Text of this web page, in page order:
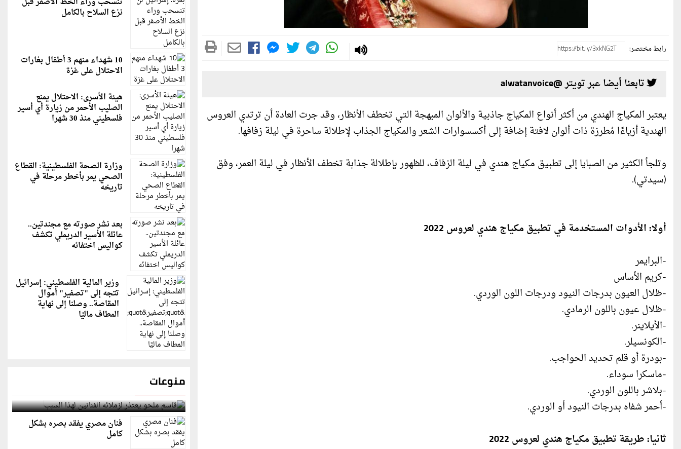
رابط مختصر:
تابعنا أيضا عبر تويتر @alwatanvoice
يعتبر المكياج الهندي من أكثر أنواع المكياج جاذبية والألوان المبهجة التي تخطف الأنظار، وقد جرت العادة أن ترتدي العروس
الهندية أزياءًا مُطرزة ذات ألوان لافتة إضافة إلى أكسسوارات الشعر والمكياج الجذاب لإطلالة ساحرة في ليلة زفافها.
وتلجأ الكثير من الصبايا إلى تطبيق مكياج هندي في ليلة الزفاف، للظهور بإطلالة جذابة تخطف الأنظار في ليلة العمر، وفق
(سيدتي).
أولا: الأدوات المستخدمة في تطبيق مكياج هندي لعروس 2022
-البرايمر
-كريم الأساس
-ظلال العيون بدرجات النيود ودرجات اللون الوردي.
-ظلال عيون باللون الرمادي.
-الأيلاينر.
-الكونسيلر.
-بودرة أو قلم تحديد الحواجب.
-ماسكرا سوداء.
-بلاشر باللون الوردي.
-أحمر شفاه بدرجات النيود أو الوردي.
ثانيا: طريقة تطبيق مكياج هندي لعروس 2022
نزع السلاح بالكامل
10 شهداء منهم 3 أطفال بغارات
الاحتلال على غزة
هيئة الأسرى: الاحتلال يمنع
الصليب الأحمر من زيارة أي أسير
فلسطيني منذ 30 شهرا
وزارة الصحة الفلسطينية: القطاع
الصحي يمر بأخطر مرحلة في
تاريخه
بعد نشر صورته مع مجندتين..
عائلة الأسير الدريملي تكشف
كواليس اختفائه
وزير المالية الفلسطيني: إسرائيل
تتجه إلى "تصفير" أموال
المقاصة.. وصلنا إلى نهاية
المطاف ماليًا
منوعات
قاسم ملحو يعتذر لزملائه الفنانين لهذا السبب
فنان مصري يفقد بصره بشكل
كامل